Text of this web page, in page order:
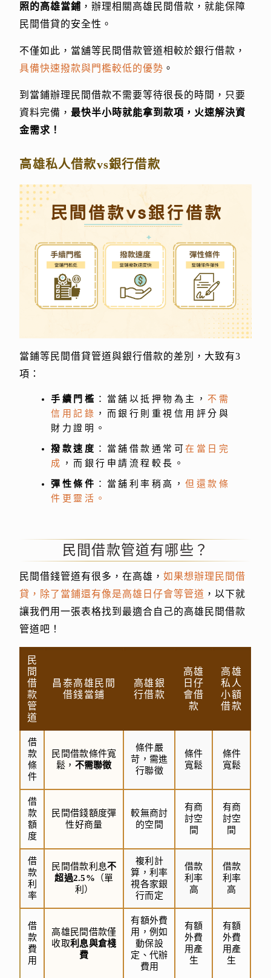
照的高雄當鋪 ，辦理相關高雄民間借款，就能保障
民間借貸的安全性。
不僅如此，當舖等民間借款管道相較於銀行借款，
具備快速撥款與門檻較低的優勢 。
到當鋪辦理民間借款不需要等待很長的時間，只要
資料完備， 最快半小時就能拿到款項，火速解決資
金需求！
高雄私人借款vs銀行借款
當鋪等民間借貸管道與銀行借款的差別，大致有3
項：
手續門檻 ：當舖以抵押物為主，不需
信用記錄 ，而銀行則重視信用評分與
財力證明。
撥款速度 ：當舖借款通常可在當日完
成
，而銀行申請流程較長。
彈性條件 ：當舖利率稍高，但還款條
件更靈活。
民間借款管道有哪些？
民間借錢管道有很多，在高雄，如果想辦理民間借
貸，除了當鋪還有像是高雄日仔會等管道 ，以下就
讓我們用一張表格找到最適合自己的高雄民間借款
管道吧！
民
間
借
款
管
道
昌泰高雄民間
借錢當鋪
高雄銀
行借款
高雄
日仔
會借
款
高雄
私人
小額
借款
借
款
條
件
民間借款條件寬
鬆， 不需聯徵
條件嚴
苛，需進
行聯徵
條件
寬鬆
條件
寬鬆
借
款
額
度
民間借錢額度彈
性好商量
較無商討
的空間
有商
討空
間
有商
討空
間
借
款
利
率
民間借款利息不
超過2.5% （單
利）
複利計
算，利率
視各家銀
行而定
借款
利率
高
借款
利率
高
借
款
費
用
高雄民間借款僅
收取利息與倉棧
費
有額外費
用，例如
動保設
定、代辦
費用
有額
外費
用產
生
有額
外費
用產
生